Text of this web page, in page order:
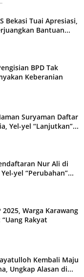
Bekasi Tuai Apresiasi,
Bantuan...
BPD Tak
Keberanian
Suryaman Daftar
Yel-yel “Lanjutkan”...
Nur Ali di
yel “Perubahan”...
Warga Karawang
Rakyat
Kembali Maju
Ungkap Alasan di...